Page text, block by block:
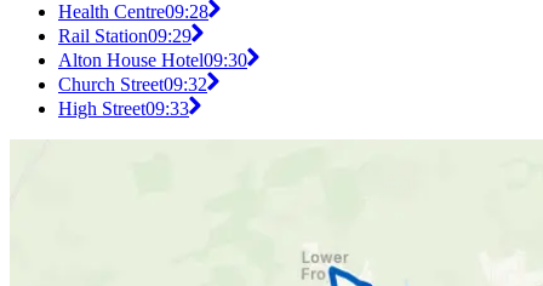
Health Centre09:28
Rail Station09:29
Alton House Hotel09:30
Church Street09:32
High Street09:33